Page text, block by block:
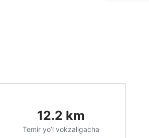
12.2 km
Temir yo’l vokzaligacha